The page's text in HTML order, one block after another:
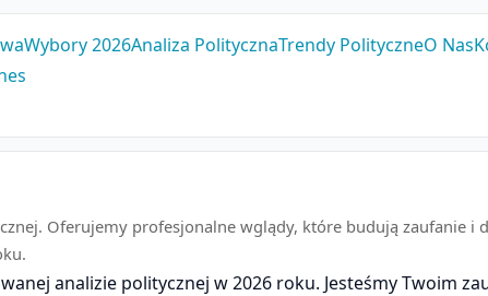
Wybory 2026Analiza PolitycznaTrendy PolityczneO Nas
Oferujemy profesjonalne wglądy, które budują zaufanie i
analizie politycznej w 2026 roku. Jesteśmy Twoim